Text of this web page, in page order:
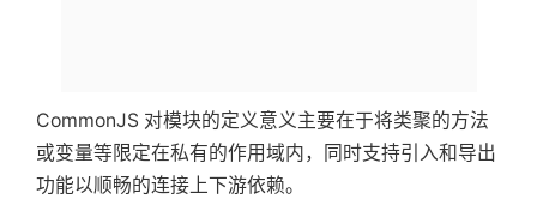
CommonJS 对模块的定义意义主要在于将类聚的方法
或变量等限定在私有的作用域内，同时支持引入和导出
功能以顺畅的连接上下游依赖。